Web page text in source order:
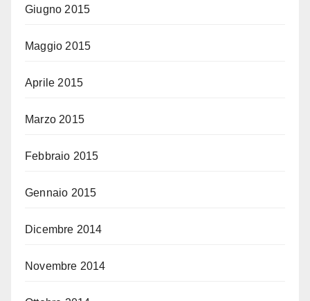
Giugno 2015
Maggio 2015
Aprile 2015
Marzo 2015
Febbraio 2015
Gennaio 2015
Dicembre 2014
Novembre 2014